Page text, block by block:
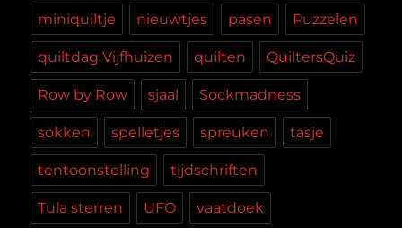
miniquiltje nieuwtjes pasen Puzzelen
quiltdag Vijfhuizen quilten QuiltersQuiz
Row by Row sjaal Sockmadness
sokken spelletjes spreuken tasje
tentoonstelling tijdschriften
Tula sterren UFO vaatdoek